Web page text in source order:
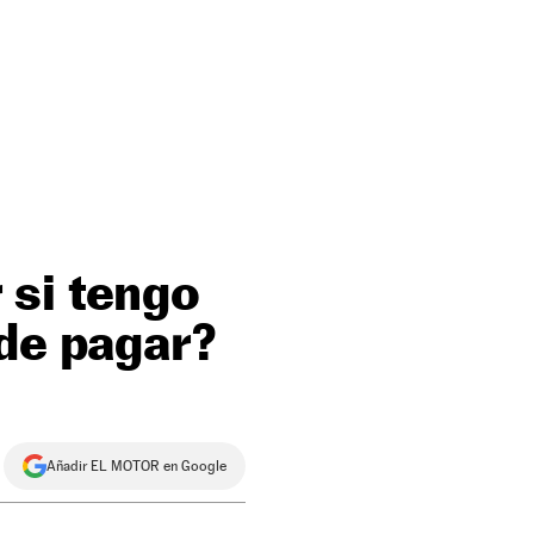
si tengo
pagar?
Añadir EL MOTOR en Google